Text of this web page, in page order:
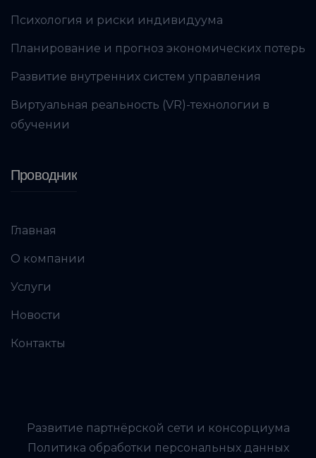
Психология и риски индивидуума
Планирование и прогноз экономических потерь
Развитие внутренних систем управления
Виртуальная реальность (VR)-технологии в
обучении
Проводник
Главная
О компании
Услуги
Новости
Контакты
Развитие партнёрской сети и консорциума
Политика обработки персональных данных